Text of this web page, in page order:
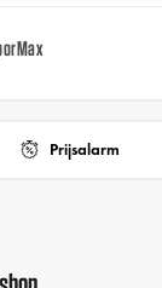
Prijsalarm